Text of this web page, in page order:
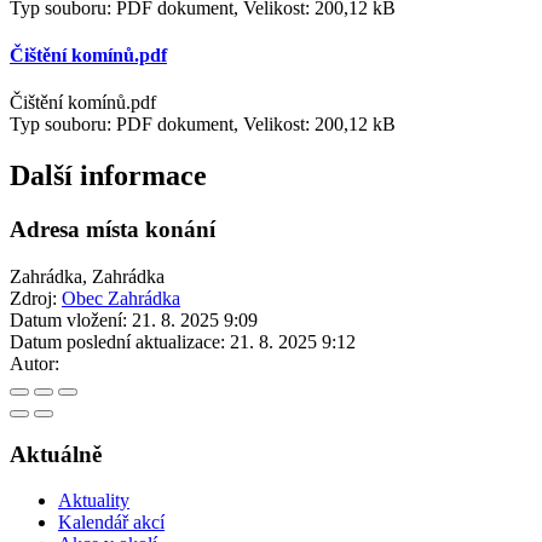
Typ souboru: PDF dokument, Velikost: 200,12 kB
Čištění komínů.pdf
Čištění komínů.pdf
Typ souboru: PDF dokument, Velikost: 200,12 kB
Další informace
Adresa místa konání
Zahrádka, Zahrádka
Zdroj: Obec Zahrádka
Datum vložení: 21. 8. 2025 9:09
Datum poslední aktualizace: 21. 8. 2025 9:12
Autor:
Aktuálně
Aktuality
Kalendář akcí